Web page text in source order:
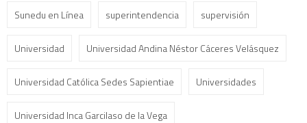
Sunedu en Línea superintendencia supervisión
Universidad Universidad Andina Néstor Cáceres Velásquez
Universidad Católica Sedes Sapientiae Universidades
Universidad Inca Garcilaso de la Vega